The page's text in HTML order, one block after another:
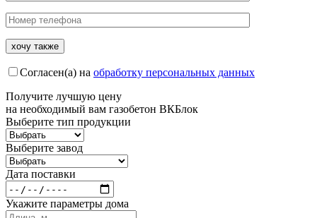
Согласен(а) на обработку персональных данных
Получите лучшую цену
на необходимый вам газобетон ВКБлок
Выберите тип продукции
Выберите завод
Дата поставки
Укажите параметры дома